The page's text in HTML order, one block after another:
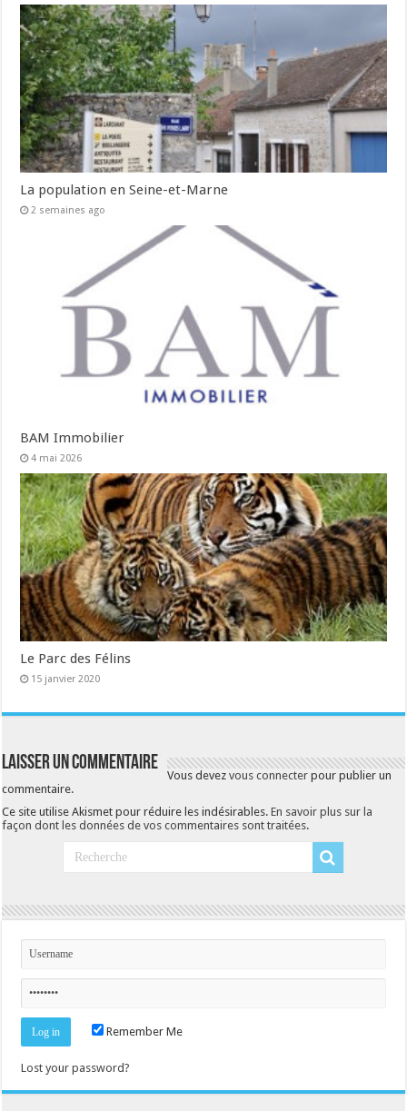
La population en Seine-et-Marne
2 semaines ago
BAM Immobilier
4 mai 2026
Le Parc des Félins
15 janvier 2020
Laisser un commentaire
Vous devezvous connecter pour publier un
commentaire.
Ce site utilise Akismet pour réduire les indésirables.En savoir plus sur la
façon dont les données de vos commentaires sont traitées.
Remember Me
Lost your password?